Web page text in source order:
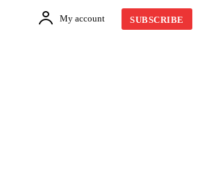
My account SUBSCRIBE